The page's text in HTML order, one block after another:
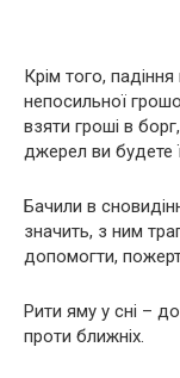
Крім того,
непосильної
взяти гроші в
джерел ви будете
Бачили в
значить, з ним
допомогти,
Рити яму у сні – до
проти ближніх.